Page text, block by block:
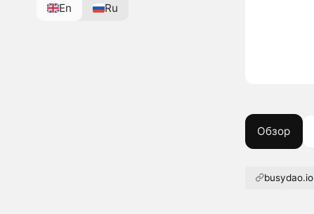
En Ru
Обзор
busydao.io